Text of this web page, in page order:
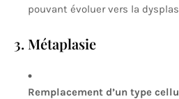
pouvant évoluer vers la
3. Métaplasie
Remplacement d’un type